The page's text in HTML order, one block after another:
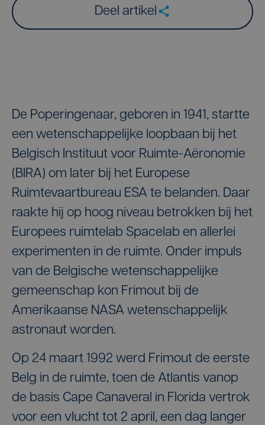
Deel artikel
De Poperingenaar, geboren in 1941, startte
een wetenschappelijke loopbaan bij het
Belgisch Instituut voor Ruimte-Aëronomie
(BIRA) om later bij het Europese
Ruimtevaartbureau ESA te belanden. Daar
raakte hij op hoog niveau betrokken bij het
Europees ruimtelab Spacelab en allerlei
experimenten in de ruimte. Onder impuls
van de Belgische wetenschappelijke
gemeenschap kon Frimout bij de
Amerikaanse NASA wetenschappelijk
astronaut worden.
Op 24 maart 1992 werd Frimout de eerste
Belg in de ruimte, toen de Atlantis vanop
de basis Cape Canaveral in Florida vertrok
voor een vlucht tot 2 april, een dag langer